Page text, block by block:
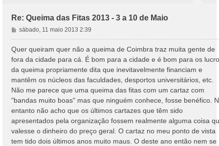
Re: Queima das Fitas 2013 - 3 a 10 de Maio
M
e
n
a
g
e
m
sábado, 11 maio 2013 2:39
Quer queiram quer não a queima de Coimbra traz muita gente de
fora da cidade para cá. É bom para a cidade e é bom para os
da queima propriamente dita que inevitavelmente financiam e
mantêm os núcleos das faculdades, desportos universitários, etc.
Não me parece que uma queima das fitas com um cartaz com
"bandas muito boas" mas que ninguém conhece, fosse benéfico.
entanto não acho que os últimos cartazes que têm sido
apresentados pela organização fossem realmente alguma coisa
valesse o dinheiro do preço geral. O cartaz no meu ponto de vista
tem tido dois últimos anos muito maus. O deste ano então nem se